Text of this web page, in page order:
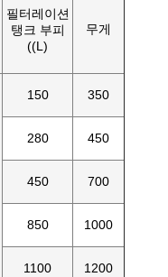
필터레이션
탱크 부피
((L)
무게
150 350
280 450
450 700
850 1000
1100 1200